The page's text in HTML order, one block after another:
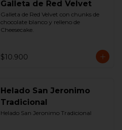
Galleta de Red Velvet
Galleta de Red Velvet con chunks de
chocolate blanco y relleno de
Cheesecake.
$10.900
Helado San Jeronimo
Tradicional
Helado San Jeronimo Tradicional